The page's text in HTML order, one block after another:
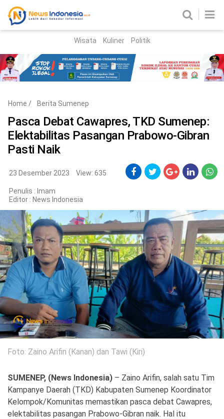
Parlemen
Nasional
Korupsi
Politik
Gaya Hidup
Kesehatan Kuliner
Otomotif
Iptek
Pendidikan Ilmiah
SosBud
Sosial Budaya
Wisata Kuliner Politik
Home / Berita Sumenep
Pasca Debat Cawapres, TKD Sumenep:
Elektabilitas Pasangan Prabowo-Gibran
Pasti Naik
23 Desember 2023 View: 635
Penulis : Imam
Editor : News Indonesia
Foto: Zaino Arifin (Kanan) dan Tawi (Kiri)
SUMENEP, (News Indonesia) – Zaino Arifin, salah satu Tim
Kampanye Daerah (TKD) Kabupaten Sumenep Koordinator
Kelompok/Komunitas memastikan pasca debat Cawapres,
elektabilitas pasangan Prabowo-Gibran naik. Hal itu